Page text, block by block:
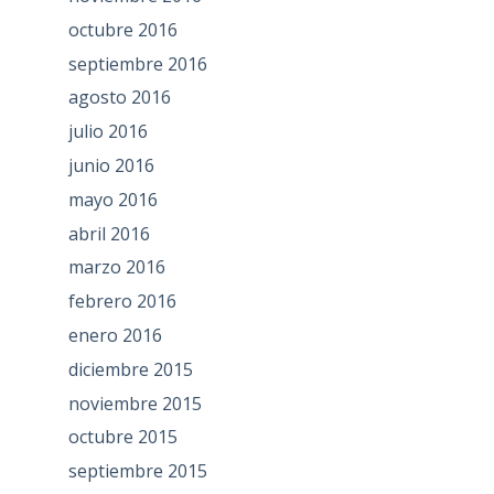
octubre 2016
septiembre 2016
agosto 2016
julio 2016
junio 2016
mayo 2016
abril 2016
marzo 2016
febrero 2016
enero 2016
diciembre 2015
noviembre 2015
octubre 2015
septiembre 2015